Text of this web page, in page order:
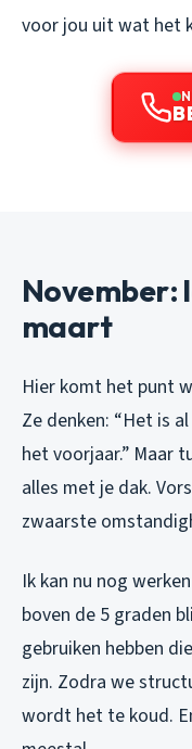
voor jou uit wat het
November:
maart
Hier komt het punt
Ze denken: “Het is
het voorjaar.” Maar
alles met je dak.
zwaarste
Ik kan nu nog
boven de 5 graden
gebruiken hebben
zijn. Zodra we
wordt het te koud.